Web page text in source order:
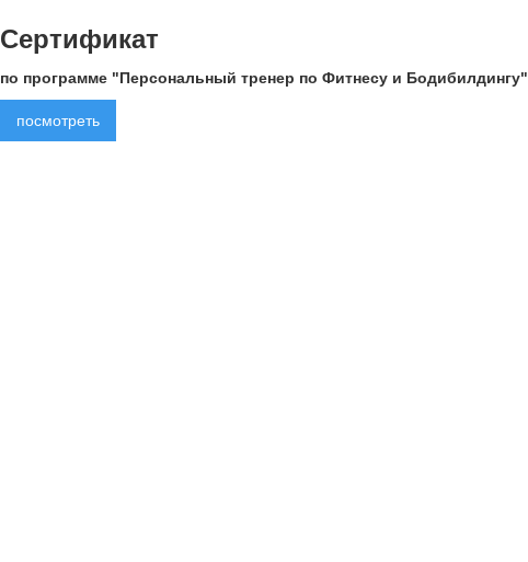
Сертификат
по программе "Персональный тренер по Фитнесу и Бодибилдингу"
посмотреть